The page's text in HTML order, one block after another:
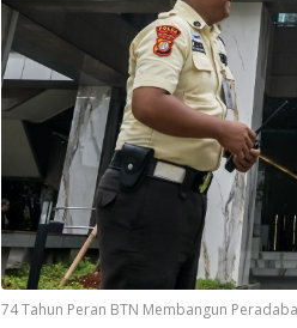
74 Tahun Peran BTN Membangun